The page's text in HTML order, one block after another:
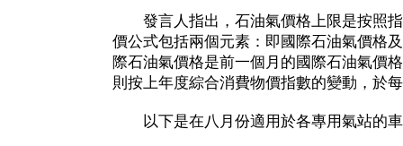
發言人指出，石油氣價格上限是按照指
價公式包括兩個元素：即國際石油氣價格
際石油氣價格是前一個月的國際石油氣價
則按上年度綜合消費物價指數的變動，於
以下是在八月份適用於各專用氣站的車